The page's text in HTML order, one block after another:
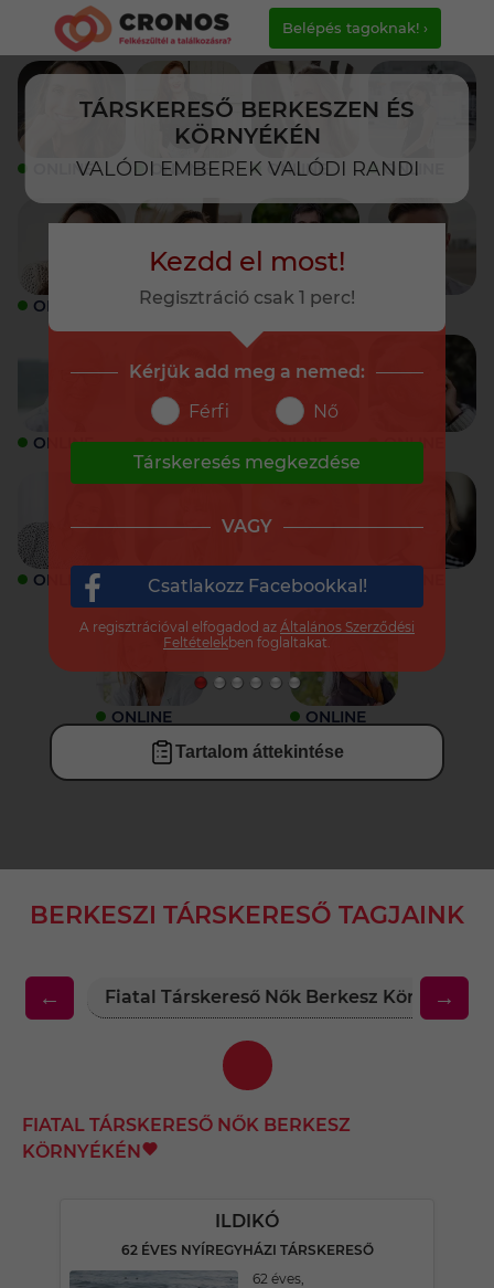
TÁRSKERESŐ BERKESZEN ÉS
KÖRNYÉKÉN
VALÓDI EMBEREK VALÓDI RANDI
Belépés tagoknak! ›
ONLINE ONLINE ONLINE ONLINE
ONLINE ONLINE ONLINE
ONLINE ONLINE ONLINE ONLINE
ONLINE ONLINE ONLINE
ONLINE ONLINE
Tartalom áttekintése
BERKESZI TÁRSKERESŐ TAGJAINK
← Fiatal Társkereső Nők Berkesz Környékén
→
FIATAL TÁRSKERESŐ NŐK BERKESZ
KÖRNYÉKÉN
ILDIKÓ
62 ÉVES NYÍREGYHÁZI TÁRSKERESŐ
62 éves,
Kezdd el most!
Regisztráció csak 1 perc!
Kérjük add meg a nemed:
Férfi
Nő
Társkeresés megkezdése
VAGY
Csatlakozz Facebookkal!
A regisztrációval elfogadod az Általános Szerződési
Feltételekben foglaltakat.